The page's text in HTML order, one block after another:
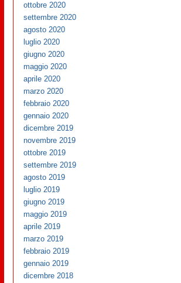
ottobre 2020
settembre 2020
agosto 2020
luglio 2020
giugno 2020
maggio 2020
aprile 2020
marzo 2020
febbraio 2020
gennaio 2020
dicembre 2019
novembre 2019
ottobre 2019
settembre 2019
agosto 2019
luglio 2019
giugno 2019
maggio 2019
aprile 2019
marzo 2019
febbraio 2019
gennaio 2019
dicembre 2018